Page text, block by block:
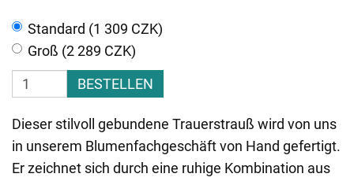
Standard (1 309 CZK)
Groß (2 289 CZK)
BESTELLEN
Dieser stilvoll gebundene Trauerstrauß wird von uns
in unserem Blumenfachgeschäft von Hand gefertigt.
Er zeichnet sich durch eine ruhige Kombination aus